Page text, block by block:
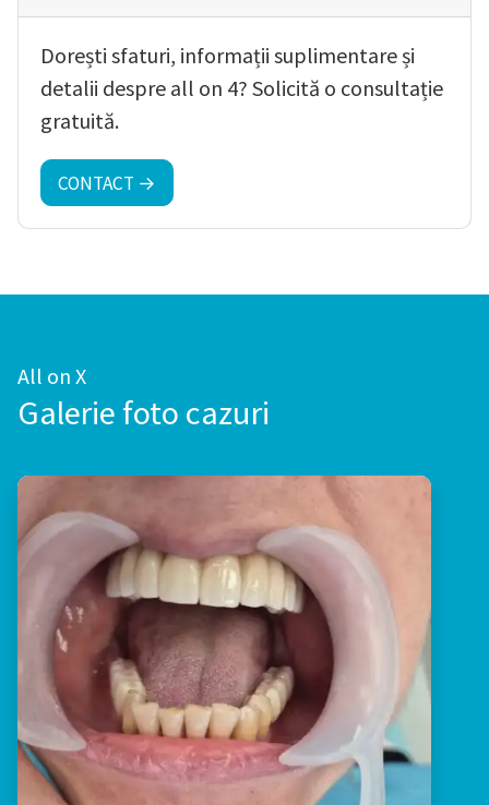
Dorești sfaturi, informații suplimentare și
detalii despre all on 4? Solicită o consultație
gratuită.
CONTACT →
All on X
Galerie foto cazuri